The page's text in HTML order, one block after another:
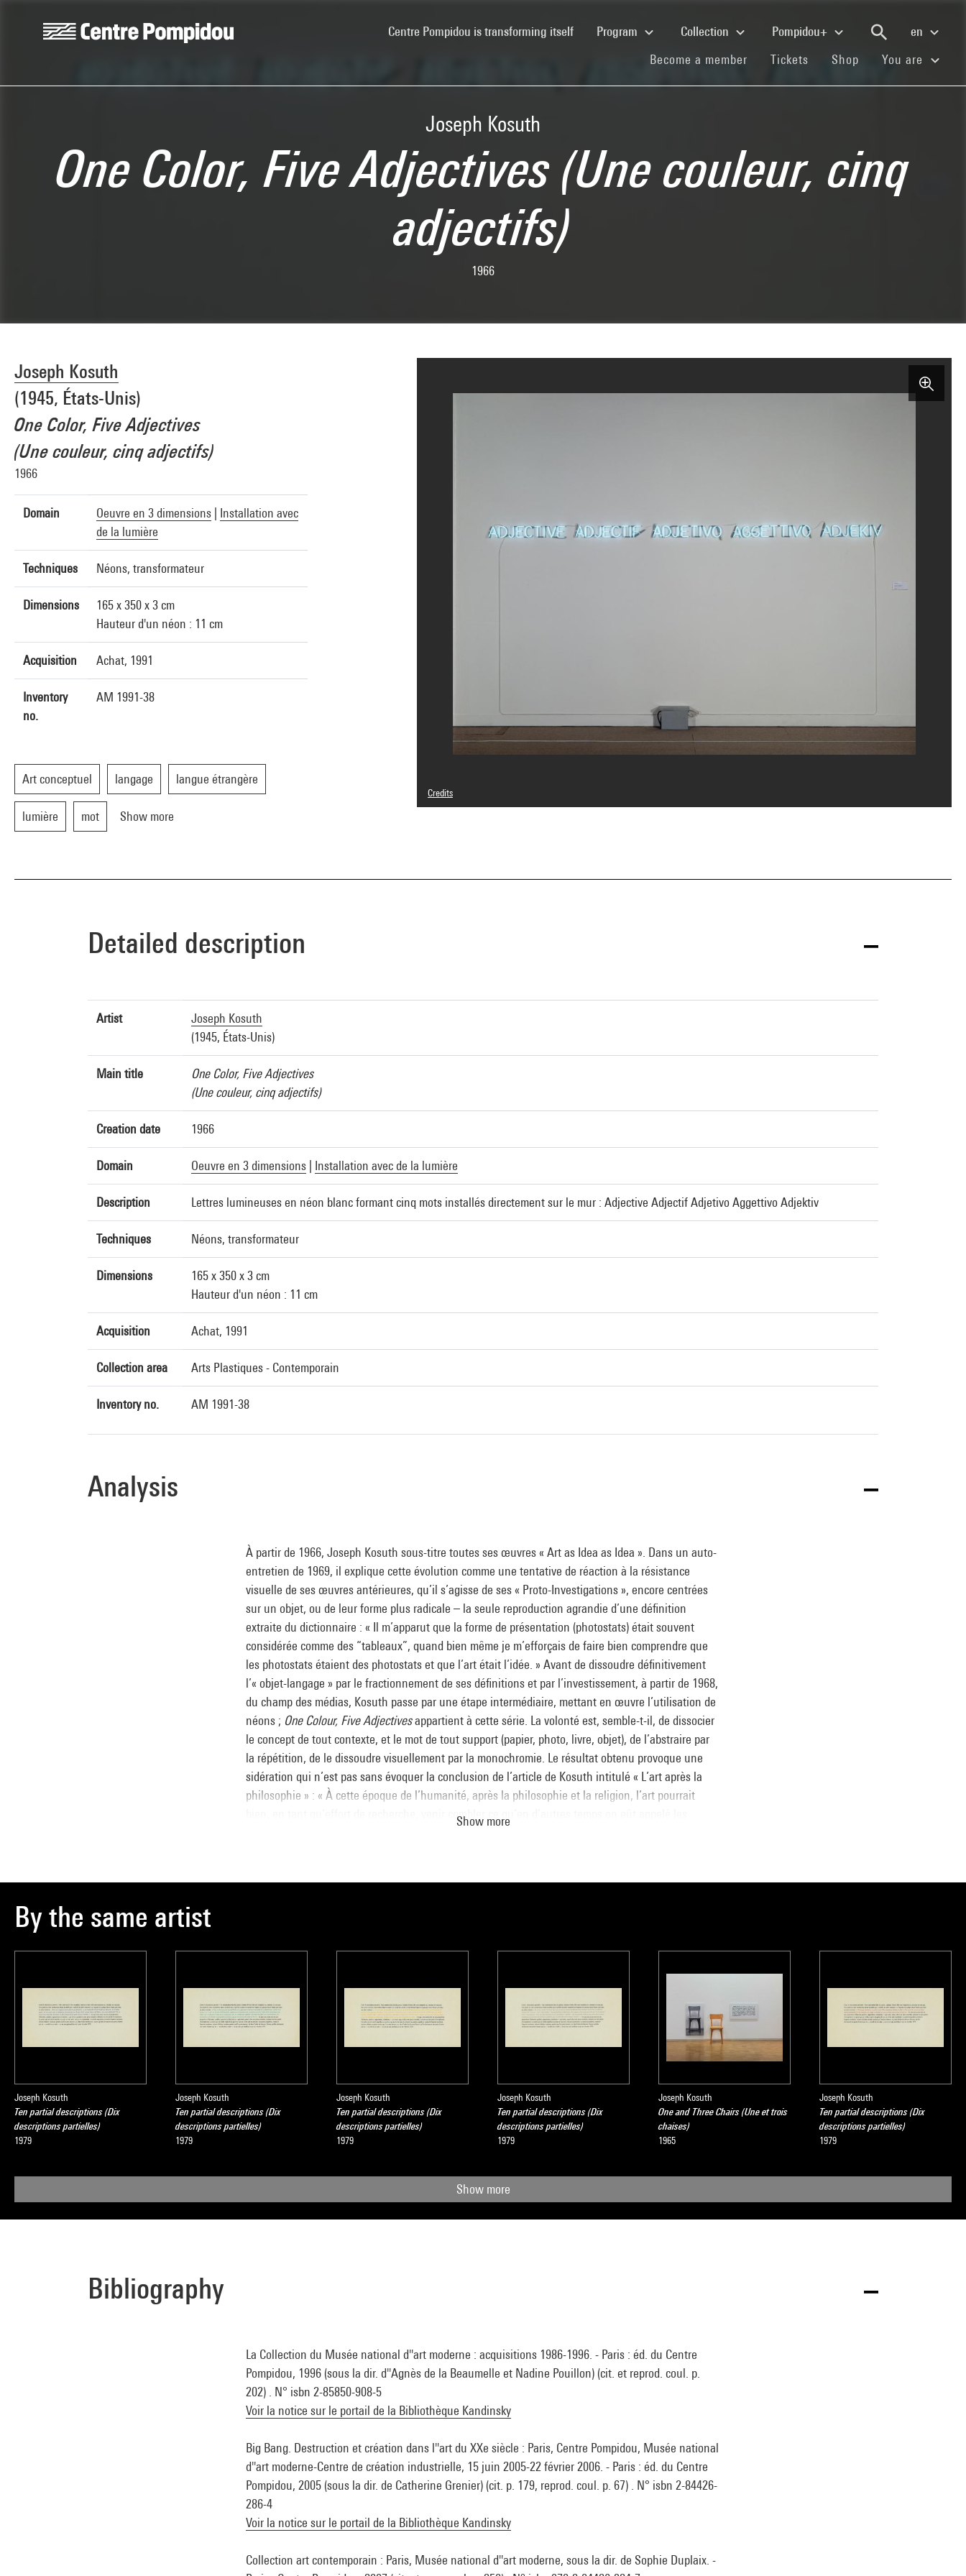
Centre Pompidou is transforming itself(current)Program Collection Pompidou+
en
Become a member (current)
Tickets (current)
Shop (current)You are
Joseph Kosuth
One Color, Five Adjectives (Une couleur, cinq
adjectifs)
1966
Joseph Kosuth
(1945, États-Unis)
One Color, Five Adjectives
(Une couleur, cinq adjectifs)
1966
Domain Oeuvre en 3 dimensions
Installation avec
de la lumière
Techniques Néons, transformateur
Dimensions
165 x 350 x 3 cm
Hauteur d'un néon : 11 cm
Acquisition Achat, 1991
Inventory
no.
AM 1991-38
Art conceptuel langage langue étrangère
lumière mot Show more
Credits
© Adagp, Paris
Detailed description
Artist
Joseph Kosuth
(1945, États-Unis)
Main title
One Color, Five Adjectives
(Une couleur, cinq adjectifs)
Creation date 1966
Domain Oeuvre en 3 dimensions Installation avec de la lumière
Description Lettres lumineuses en néon blanc formant cinq mots installés directement sur le mur : Adjective Adjectif Adjetivo Aggettivo Adjektiv
Techniques Néons, transformateur
Dimensions
165 x 350 x 3 cm
Hauteur d'un néon : 11 cm
Acquisition Achat, 1991
Collection area Arts Plastiques - Contemporain
Inventory no. AM 1991-38
Analysis
À partir de 1966, Joseph Kosuth sous-titre toutes ses œuvres « Art as Idea as Idea ». Dans un auto-
entretien de 1969, il explique cette évolution comme une tentative de réaction à la résistance
visuelle de ses œuvres antérieures, qu’il s’agisse de ses « Proto-Investigations », encore centrées
sur un objet, ou de leur forme plus radicale – la seule reproduction agrandie d’une définition
extraite du dictionnaire : « Il m’apparut que la forme de présentation (photostats) était souvent
considérée comme des “tableaux”, quand bien même je m’efforçais de faire bien comprendre que
les photostats étaient des photostats et que l’art était l’idée. » Avant de dissoudre définitivement
l’« objet-langage » par le fractionnement de ses définitions et par l’investissement, à partir de 1968,
du champ des médias, Kosuth passe par une étape intermédiaire, mettant en œuvre l’utilisation de
néons ; One Colour, Five Adjectivesappartient à cette série. La volonté est, semble-t-il, de dissocier
le concept de tout contexte, et le mot de tout support (papier, photo, livre, objet), de l’abstraire par
la répétition, de le dissoudre visuellement par la monochromie. Le résultat obtenu provoque une
sidération qui n’est pas sans évoquer la conclusion de l’article de Kosuth intitulé « L’art après la
philosophie » : « À cette époque de l’humanité, après la philosophie et la religion, l’art pourrait
bien, en tant qu’effort de recherche, venir combler ce qu’en d’autres temps on eût appelé les
Show more
By the same artist
Joseph Kosuth
Ten partial descriptions (Dix
descriptions partielles)
1979
Joseph Kosuth
Ten partial descriptions (Dix
descriptions partielles)
1979
Joseph Kosuth
Ten partial descriptions (Dix
descriptions partielles)
1979
Joseph Kosuth
Ten partial descriptions (Dix
descriptions partielles)
1979
Joseph Kosuth
One and Three Chairs (Une et trois
chaises)
1965
Joseph Kosuth
Ten partial descriptions (Dix
descriptions partielles)
1979
Show more
Bibliography
La Collection du Musée national d''art moderne : acquisitions 1986-1996. - Paris : éd. du Centre
Pompidou, 1996 (sous la dir. d''Agnès de la Beaumelle et Nadine Pouillon) (cit. et reprod. coul. p.
202) . N° isbn 2-85850-908-5
Voir la notice sur le portail de la Bibliothèque Kandinsky
Big Bang. Destruction et création dans l''art du XXe siècle : Paris, Centre Pompidou, Musée national
d''art moderne-Centre de création industrielle, 15 juin 2005-22 février 2006. - Paris : éd. du Centre
Pompidou, 2005 (sous la dir. de Catherine Grenier) (cit. p. 179, reprod. coul. p. 67) . N° isbn 2-84426-
286-4
Voir la notice sur le portail de la Bibliothèque Kandinsky
Collection art contemporain : Paris, Musée national d''art moderne, sous la dir. de Sophie Duplaix. -